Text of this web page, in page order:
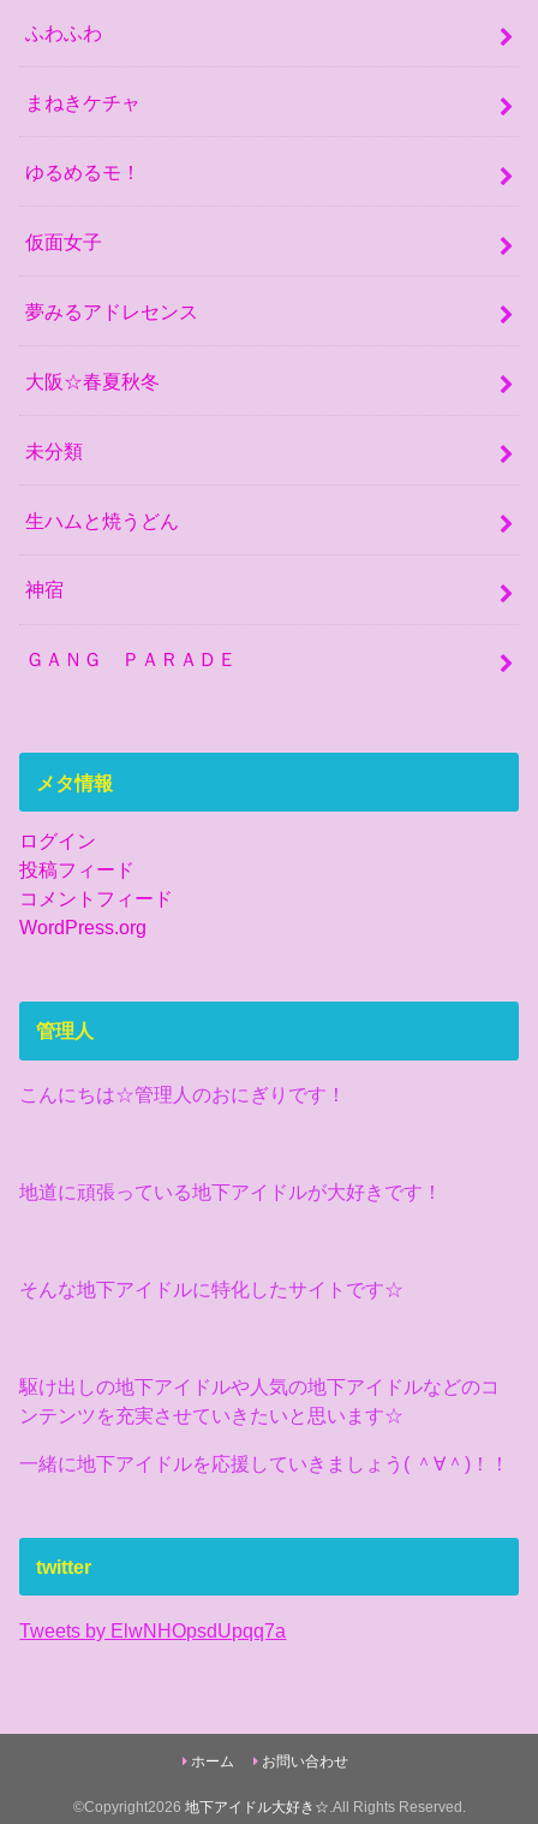
ふわふわ
まねきケチャ
ゆるめるモ！
仮面女子
夢みるアドレセンス
大阪☆春夏秋冬
未分類
生ハムと焼うどん
神宿
ＧＡＮＧ ＰＡＲＡＤＥ
メタ情報
ログイン
投稿フィード
コメントフィード
WordPress.org
管理人
こんにちは☆管理人のおにぎりです！
地道に頑張っている地下アイドルが大好きです！
そんな地下アイドルに特化したサイトです☆
駆け出しの地下アイドルや人気の地下アイドルなどのコ
ンテンツを充実させていきたいと思います☆
一緒に地下アイドルを応援していきましょう( ＾∀＾)！！
twitter
Tweets by ElwNHOpsdUpqq7a
ホーム お問い合わせ
©Copyright2026 地下アイドル大好き☆ .All Rights Reserved.